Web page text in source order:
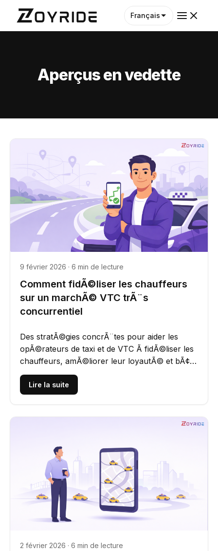
Français
Aperçus en vedette
9 février 2026 · 6 min de lecture
Comment fidÃ©liser les chauffeurs
sur un marchÃ© VTC trÃ¨s
concurrentiel
Des stratÃ©gies concrÃ¨tes pour aider les
opÃ©rateurs de taxi et de VTC Ã fidÃ©liser les
chauffeurs, amÃ©liorer leur loyautÃ© et bÃ¢tir
une communautÃ© forte...
Lire la suite
2 février 2026 · 6 min de lecture